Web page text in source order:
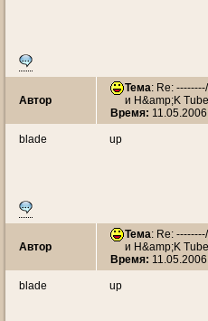
Автор
Тема: Re:
и H&amp;K
Время:
blade up
Автор
Тема: Re:
и H&amp;K
Время:
blade up